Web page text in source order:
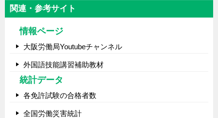
関連・参考サイト
情報ページ
大阪労働局Youtubeチャンネル
外国語技能講習補助教材
統計データ
各免許試験の合格者数
全国労働災害統計